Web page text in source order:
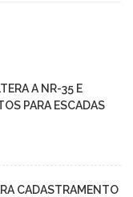
A NR-35 E
PARA ESCADAS
CADASTRAMENTO